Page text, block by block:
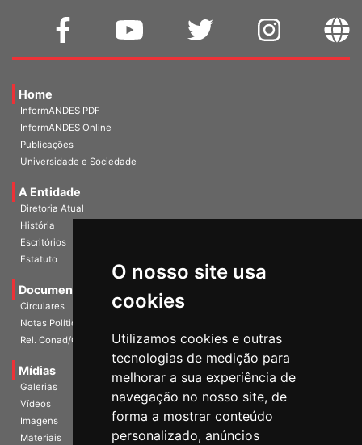
O nosso site usa
cookies
Utilizamos cookies e outras
tecnologias de medição para
melhorar a sua experiência de
navegação no nosso site, de
forma a mostrar conteúdo
personalizado, anúncios
Home
InformANDES PDF
InformANDES Online
Publicações
Universidade e Sociedade
A Entidade
Diretoria Atual
História
Escritórios
Estatuto
Documentos
Circulares
Notas Políticas
Rel. Conad/Congresso
Mídias
Galerias
Vídeos
Imagens
Materiais